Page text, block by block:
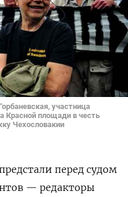
участница
Красной площади в честь
Чехословакии
перед судом
— редакторы